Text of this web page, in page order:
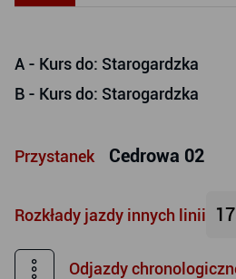
A - Kurs do: Starogardzka
B - Kurs do: Starogardzka
Przystanek Cedrowa 02
Rozkłady jazdy innych linii
Odjazdy